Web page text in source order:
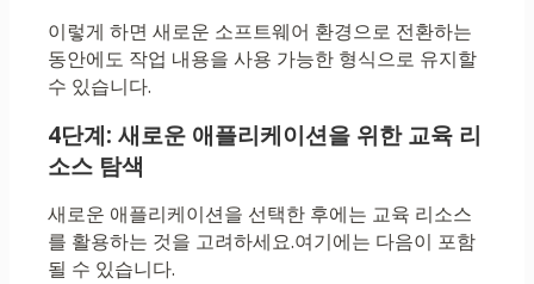
이렇게 하면 새로운 소프트웨어 환경으로 전환하는
동안에도 작업 내용을 사용 가능한 형식으로 유지할
수 있습니다.
4단계: 새로운 애플리케이션을 위한 교육 리
소스 탐색
새로운 애플리케이션을 선택한 후에는 교육 리소스
를 활용하는 것을 고려하세요.여기에는 다음이 포함
될 수 있습니다.